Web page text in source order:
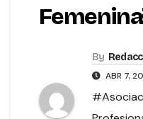
By
ABR 7,